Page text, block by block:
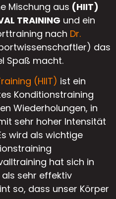
Mischung aus (HIIT)
TRAINING und ein
nach Dr.
das
Spaß macht.
(HIIT) ist ein
Konditionstraining
Wiederholungen, in
sehr hoher Intensität
wird als wichtige
hat sich in
sehr effektiv
so, dass unser Körper